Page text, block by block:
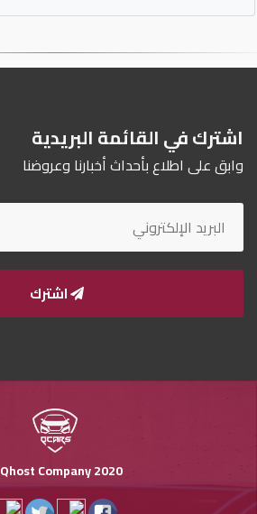
اشترك في القائمة البريدية
وابق على اطلاع بأحداث أخبارنا وعروضنا
اشترك
Qhost Company 2020 ©